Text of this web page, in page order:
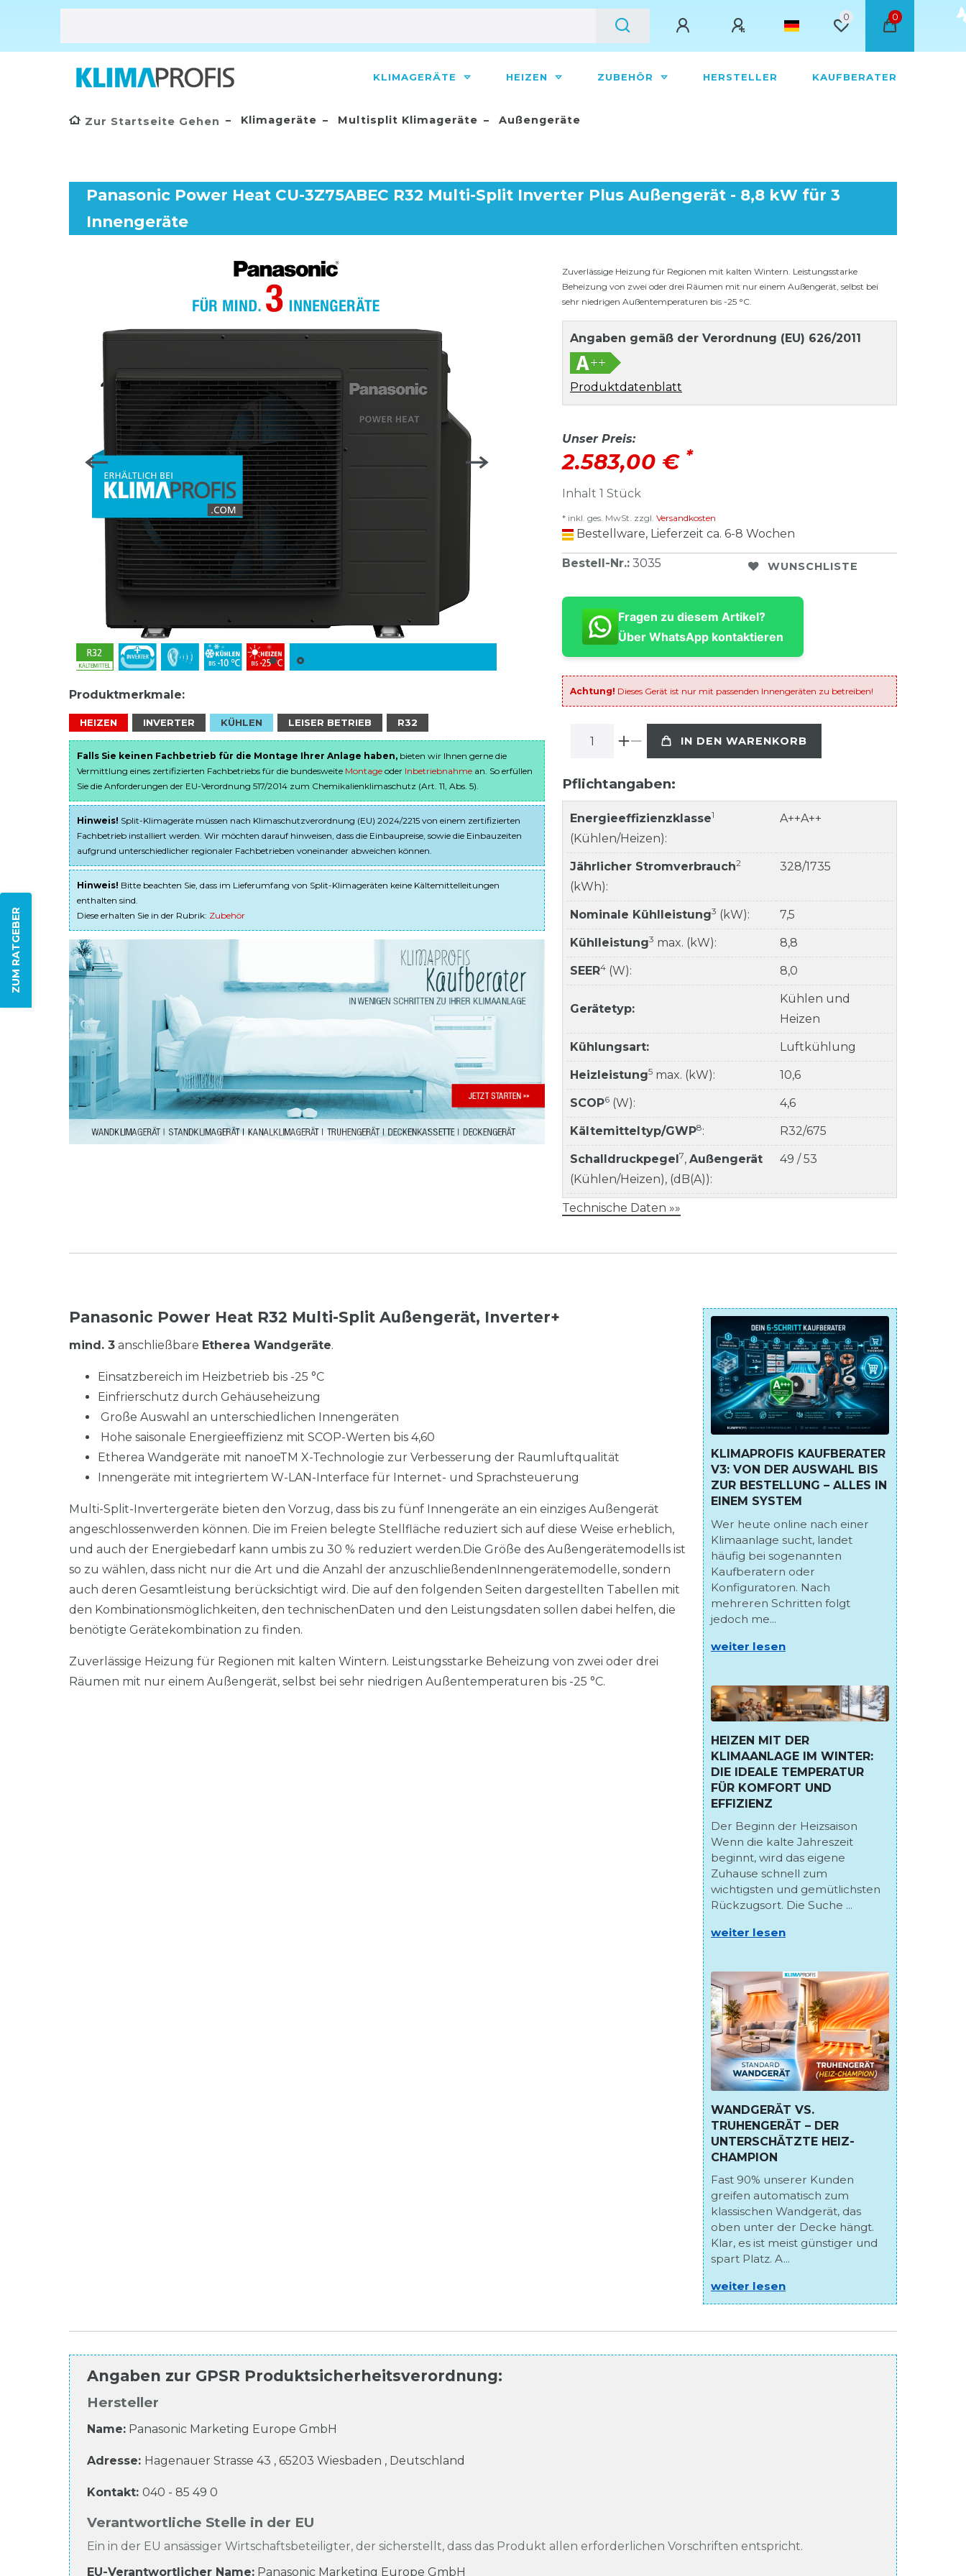
0 0
KLIMAGERÄTE HEIZEN ZUBEHÖR HERSTELLER KAUFBERATER
Zur Startseite Gehen Klimageräte Multisplit Klimageräte Außengeräte
ZUM RATGEBER
Panasonic Power Heat CU-3Z75ABEC R32 Multi-Split Inverter Plus Außengerät - 8,8 kW für 3
Innengeräte
Produktmerkmale:
HEIZEN INVERTER KÜHLEN LEISER BETRIEB R32
Falls Sie keinen Fachbetrieb für die Montage Ihrer Anlage haben, bieten wir Ihnen gerne die
Vermittlung eines zertifizierten Fachbetriebs für die bundesweite Montage oder Inbetriebnahme an. So erfüllen
Sie die Anforderungen der EU-Verordnung 517/2014 zum Chemikalienklimaschutz (Art. 11, Abs. 5).
Hinweis! Split-Klimageräte müssen nach Klimaschutzverordnung (EU) 2024/2215 von einem zertifizierten
Fachbetrieb installiert werden. Wir möchten darauf hinweisen, dass die Einbaupreise, sowie die Einbauzeiten
aufgrund unterschiedlicher regionaler Fachbetrieben voneinander abweichen können.
Hinweis! Bitte beachten Sie, dass im Lieferumfang von Split-Klimageräten keine Kältemittelleitungen
enthalten sind.
Diese erhalten Sie in der Rubrik: Zubehör
Zuverlässige Heizung für Regionen mit kalten Wintern. Leistungsstarke
Beheizung von zwei oder drei Räumen mit nur einem Außengerät, selbst bei
sehr niedrigen Außentemperaturen bis -25 °C.
Angaben gemäß der Verordnung (EU) 626/2011
Produktdatenblatt
Unser Preis:
2.583,00 € *
Inhalt 1 Stück
* inkl. ges. MwSt. zzgl. Versandkosten
Bestellware, Lieferzeit ca. 6-8 Wochen
Bestell-Nr.: 3035 WUNSCHLISTE
Fragen zu diesem Artikel?
Über WhatsApp kontaktieren
Achtung! Dieses Gerät ist nur mit passenden Innengeräten zu betreiben!
IN DEN WARENKORB
Pflichtangaben:
Energieeffizienzklasse1
(Kühlen/Heizen):
A++A++
Jährlicher Stromverbrauch2
(kWh):
328/1735
Nominale Kühlleistung3 (kW): 7,5
Kühlleistung3 max. (kW): 8,8
SEER4 (W): 8,0
Gerätetyp:
Kühlen und
Heizen
Kühlungsart: Luftkühlung
Heizleistung5 max. (kW): 10,6
SCOP6 (W): 4,6
Kältemitteltyp/GWP8: R32/675
Schalldruckpegel7, Außengerät
(Kühlen/Heizen), (dB(A)):
49 / 53
Technische Daten »»
Panasonic Power Heat R32 Multi-Split Außengerät, Inverter+
mind. 3 anschließbare Etherea Wandgeräte.
Einsatzbereich im Heizbetrieb bis -25 °C
Einfrierschutz durch Gehäuseheizung
Große Auswahl an unterschiedlichen Innengeräten
Hohe saisonale Energieeffizienz mit SCOP-Werten bis 4,60
Etherea Wandgeräte mit nanoeTM X-Technologie zur Verbesserung der Raumluftqualität
Innengeräte mit integriertem W-LAN-Interface für Internet- und Sprachsteuerung
Multi-Split-Invertergeräte bieten den Vorzug, dass bis zu fünf Innengeräte an ein einziges Außengerät
angeschlossenwerden können. Die im Freien belegte Stellfläche reduziert sich auf diese Weise erheblich,
und auch der Energiebedarf kann umbis zu 30 % reduziert werden.Die Größe des Außengerätemodells ist
so zu wählen, dass nicht nur die Art und die Anzahl der anzuschließendenInnengerätemodelle, sondern
auch deren Gesamtleistung berücksichtigt wird. Die auf den folgenden Seiten dargestellten Tabellen mit
den Kombinationsmöglichkeiten, den technischenDaten und den Leistungsdaten sollen dabei helfen, die
benötigte Gerätekombination zu finden.
Zuverlässige Heizung für Regionen mit kalten Wintern. Leistungsstarke Beheizung von zwei oder drei
Räumen mit nur einem Außengerät, selbst bei sehr niedrigen Außentemperaturen bis -25 °C.
KLIMAPROFIS KAUFBERATER
V3: VON DER AUSWAHL BIS
ZUR BESTELLUNG – ALLES IN
EINEM SYSTEM
Wer heute online nach einer
Klimaanlage sucht, landet
häufig bei sogenannten
Kaufberatern oder
Konfiguratoren. Nach
mehreren Schritten folgt
jedoch me...
weiter lesen
HEIZEN MIT DER
KLIMAANLAGE IM WINTER:
DIE IDEALE TEMPERATUR
FÜR KOMFORT UND
EFFIZIENZ
Der Beginn der Heizsaison
Wenn die kalte Jahreszeit
beginnt, wird das eigene
Zuhause schnell zum
wichtigsten und gemütlichsten
Rückzugsort. Die Suche ...
weiter lesen
WANDGERÄT VS.
TRUHENGERÄT – DER
UNTERSCHÄTZTE HEIZ-
CHAMPION
Fast 90% unserer Kunden
greifen automatisch zum
klassischen Wandgerät, das
oben unter der Decke hängt.
Klar, es ist meist günstiger und
spart Platz. A...
weiter lesen
Angaben zur GPSR Produktsicherheitsverordnung:
Hersteller
Name: Panasonic Marketing Europe GmbH
Adresse: Hagenauer Strasse 43 , 65203 Wiesbaden , Deutschland
Kontakt: 040 - 85 49 0
Verantwortliche Stelle in der EU
Ein in der EU ansässiger Wirtschaftsbeteiligter, der sicherstellt, dass das Produkt allen erforderlichen Vorschriften entspricht.
EU-Verantwortlicher Name: Panasonic Marketing Europe GmbH